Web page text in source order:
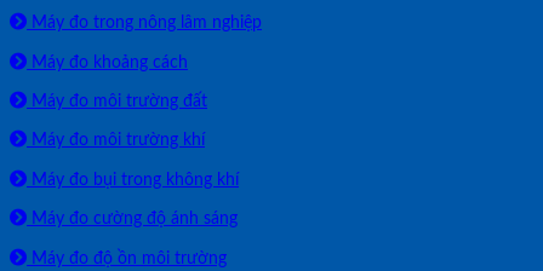
Máy đo trong nông lâm nghiệp
Máy đo khoảng cách
Máy đo môi trường đất
Máy đo môi trường khí
Máy đo bụi trong không khí
Máy đo cường độ ánh sáng
Máy đo độ ồn môi trường